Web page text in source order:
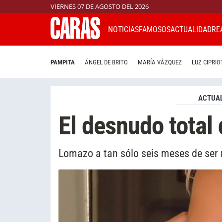
VIERNES 07 DE AGOSTO DEL 2026
NOTICIASFAMOSOSACTUALIDAD
PAMPITA ÁNGEL DE BRITO MARÍA VÁZQUEZ LUZ
El desnudo total
Lomazo a tan sólo seis meses de